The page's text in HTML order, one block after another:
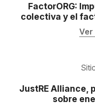
FactorORG:
colectiva y el
Ver
JustRE Alliance,
sobre